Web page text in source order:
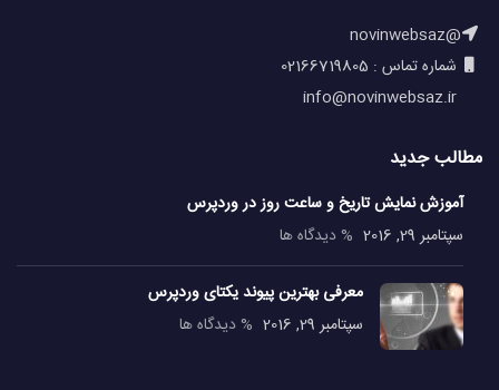
@novinwebsaz
شماره تماس : 02166719805
مطالب جدید
آموزش نمایش تاریخ و ساعت روز در وردپرس
سپتامبر 29, 2016
% دیدگاه ها
معرفی بهترین پیوند یکتای وردپرس
سپتامبر 29, 2016
% دیدگاه ها